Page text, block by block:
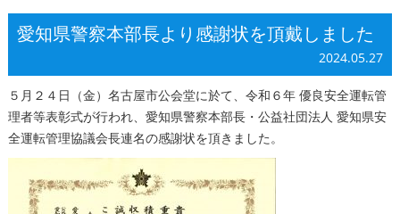
愛知県警察本部長より感謝状を頂戴しました
2024.05.27
５月２４日（金）名古屋市公会堂に於て、令和６年 優良安全運転管
理者等表彰式が行われ、愛知県警察本部長・公益社団法人 愛知県安
全運転管理協議会長連名の感謝状を頂きました。